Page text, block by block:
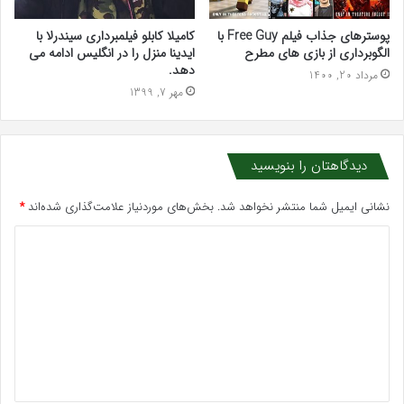
پوسترهای جذاب فیلم Free Guy با
الگوبرداری از بازی های مطرح
مرداد 20, 1400
کامیلا کابلو فیلمبرداری سیندرلا با
ایدینا منزل را در انگلیس ادامه می
دهد.
مهر 7, 1399
دیدگاهتان را بنویسید
نشانی ایمیل شما منتشر نخواهد شد. بخش‌های موردنیاز علامت‌گذاری شده‌اند*